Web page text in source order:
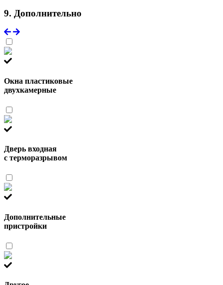
9. Дополнительно
Окна пластиковые
двухкамерные
Дверь входная
с терморазрывом
Дополнительные
пристройки